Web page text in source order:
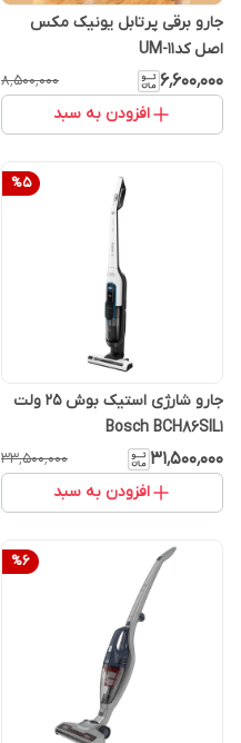
جارو برقی پرتابل یونیک مکس
اصل کدUM-11
۶٬۶۰۰٬۰۰۰ ۸٬۵۰۰٬۰۰۰
افزودن به سبد
%5
جارو شارژی استیک بوش 25 ولت
Bosch BCH86SIL1
۳۱٬۵۰۰٬۰۰۰ ۳۳٬۵۰۰٬۰۰۰
افزودن به سبد
%6